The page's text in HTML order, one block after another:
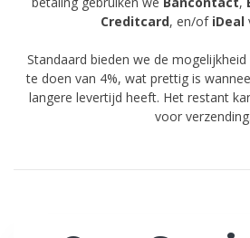
Creditcard, en/of iDeal
Standaard bieden we de
te doen van 4%, wat prettig is
langere levertijd heeft. Het restant
voor verzending.